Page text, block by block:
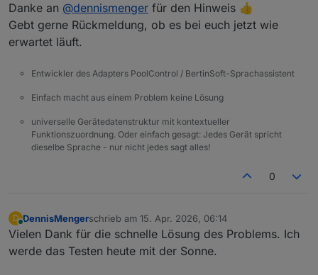
Danke an @dennismenger für den Hinweis 👍
Gebt gerne Rückmeldung, ob es bei euch jetzt wie
erwartet läuft.
Entwickler des Adapters PoolControl / BertinSoft-Sprachassistent
Einfach macht aus einem Problem keine Lösung
universelle Gerätedatenstruktur mit kontextueller
Funktionszuordnung. Oder einfach gesagt: Jedes Gerät spricht
dieselbe Sprache - nur nicht jedes sagt alles!
0
D
Online
DennisMengerschrieb am 15. Apr. 2026, 06:14
zuletzt editiert von
Vielen Dank für die schnelle Lösung des Problems. Ich
werde das Testen heute mit der Sonne.